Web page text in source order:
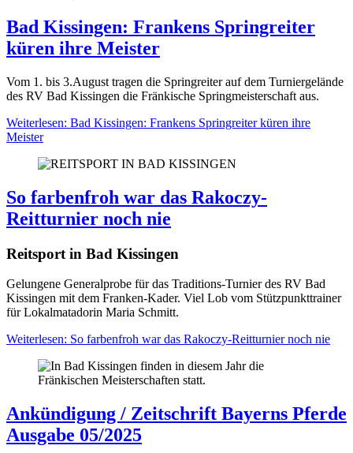
Bad Kissingen: Frankens Springreiter
küren ihre Meister
Vom 1. bis 3.August tragen die Springreiter auf dem Turniergelände
des RV Bad Kissingen die Fränkische Springmeisterschaft aus.
Weiterlesen: Bad Kissingen: Frankens Springreiter küren ihre
Meister
So farbenfroh war das Rakoczy-
Reitturnier noch nie
Reitsport in Bad Kissingen
Gelungene Generalprobe für das Traditions-Turnier des RV Bad
Kissingen mit dem Franken-Kader. Viel Lob vom Stützpunkttrainer
für Lokalmatadorin Maria Schmitt.
Weiterlesen: So farbenfroh war das Rakoczy-Reitturnier noch nie
Ankündigung / Zeitschrift Bayerns Pferde
Ausgabe 05/2025